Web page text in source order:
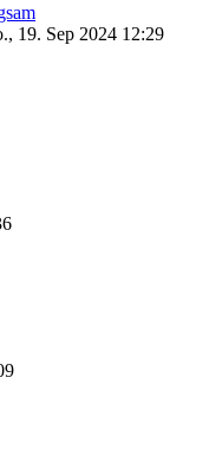
19. Sep 2024 12:29